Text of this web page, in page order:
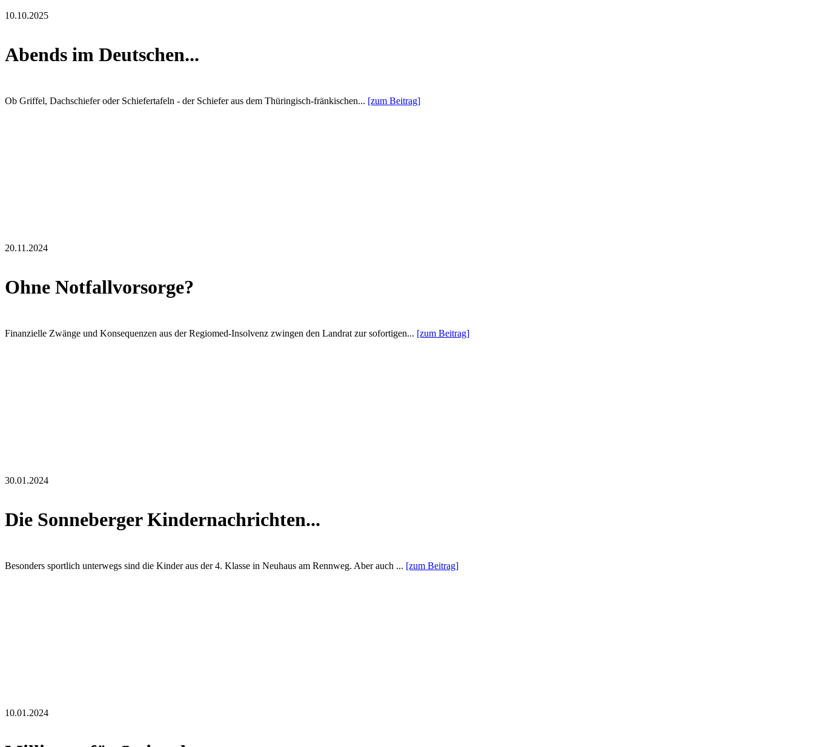
10.10.2025
Abends im Deutschen...
Ob Griffel, Dachschiefer oder Schiefertafeln - der Schiefer aus dem Thüringisch-fränkischen... [zum Beitrag]
20.11.2024
Ohne Notfallvorsorge?
Finanzielle Zwänge und Konsequenzen aus der Regiomed-Insolvenz zwingen den Landrat zur sofortigen... [zum Beitrag]
30.01.2024
Die Sonneberger Kindernachrichten...
Besonders sportlich unterwegs sind die Kinder aus der 4. Klasse in Neuhaus am Rennweg. Aber auch ... [zum Beitrag]
10.01.2024